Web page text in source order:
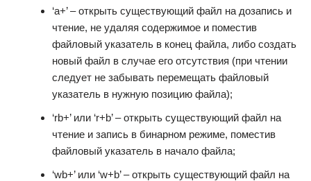
‘a+’ – открыть существующий файл на дозапись и
чтение, не удаляя содержимое и поместив
файловый указатель в конец файла, либо создать
новый файл в случае его отсутствия (при чтении
следует не забывать перемещать файловый
указатель в нужную позицию файла);
‘rb+’ или ‘r+b’ – открыть существующий файл на
чтение и запись в бинарном режиме, поместив
файловый указатель в начало файла;
‘wb+’ или ‘w+b’ – открыть существующий файл на